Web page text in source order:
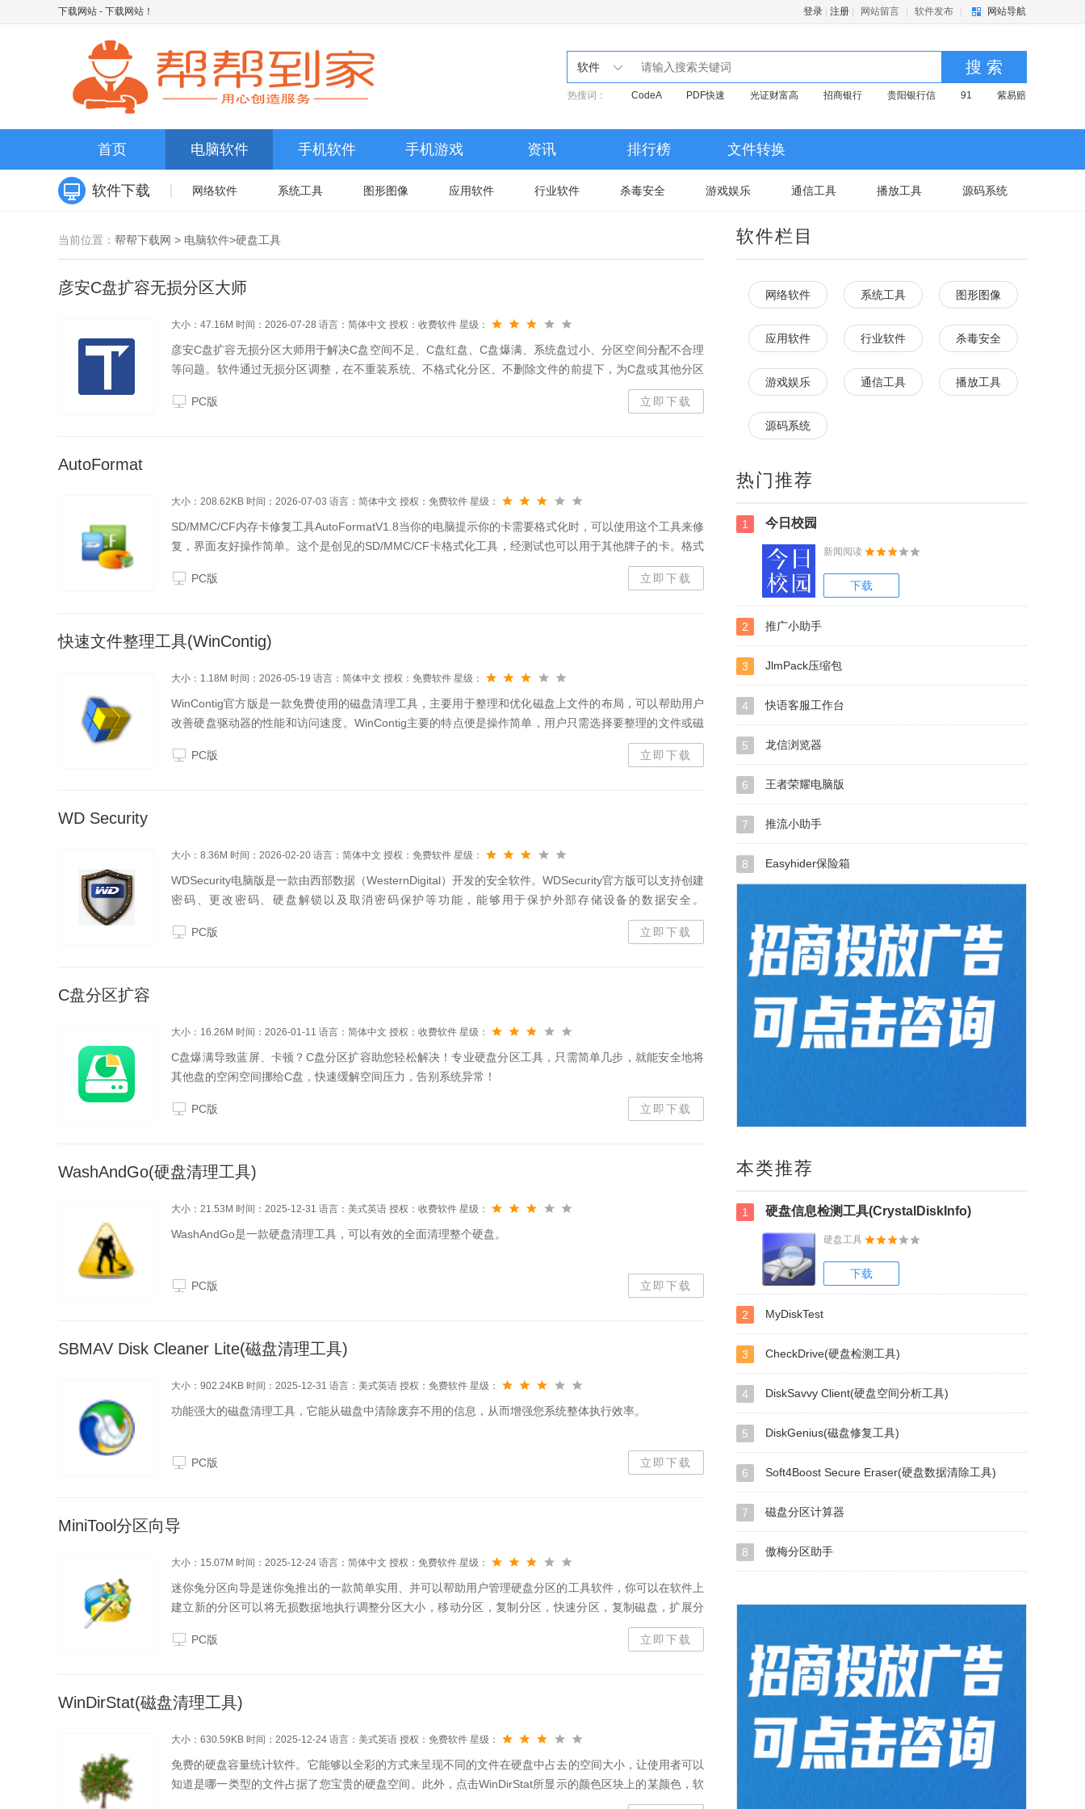
下载网站 - 下载网站！ 登录 注册 网站留言 软件发布 网站导航
软件 搜 索
热搜词： CodeA PDF快速 光证财富高 招商银行 贵阳银行信 91 紫易赔
首页 电脑软件 手机软件 手机游戏 资讯 排行榜 文件转换
软件下载 网络软件 系统工具 图形图像 应用软件 行业软件 杀毒安全 游戏娱乐 通信工具 播放工具 源码系统
当前位置： 帮帮下载网 > 电脑软件>硬盘工具
彦安C盘扩容无损分区大师
大小：47.16M 时间：2026-07-28 语言：简体中文 授权：收费软件 星级：
彦安C盘扩容无损分区大师用于解决C盘空间不足、C盘红盘、C盘爆满、系统盘过小、分区空间分配不合理
等问题。软件通过无损分区调整，在不重装系统、不格式化分区、不删除文件的前提下，为C盘或其他分区
重新规划空间，软件自带日志恢复功能，使用过程，即使电脑断电、系统死机等意外情况发生时，重新开启
软件，依然能够完...
PC版 立即下载
AutoFormat
大小：208.62KB 时间：2026-07-03 语言：简体中文 授权：免费软件 星级：
SD/MMC/CF内存卡修复工具AutoFormatV1.8当你的电脑提示你的卡需要格式化时，可以使用这个工具来修
复，界面友好操作简单。这个是创见的SD/MMC/CF卡格式化工具，经测试也可以用于其他牌子的卡。格式
化选项：选择以下两种格式化选项，格式化过程非常的慢，请耐心等待！优化的格式化完整的格式...
PC版
立即下载
快速文件整理工具(WinContig)
大小：1.18M 时间：2026-05-19 语言：简体中文 授权：免费软件 星级：
WinContig官方版是一款免费使用的磁盘清理工具，主要用于整理和优化磁盘上文件的布局，可以帮助用户
改善硬盘驱动器的性能和访问速度。WinContig主要的特点便是操作简单，用户只需选择要整理的文件或磁
盘，然后点击整理按钮即可开始整理过程。WinContig软件提供了详细的报告、显示整理的结果和相...
PC版
立即下载
WD Security
大小：8.36M 时间：2026-02-20 语言：简体中文 授权：免费软件 星级：
WDSecurity电脑版是一款由西部数据（WesternDigital）开发的安全软件。WDSecurity官方版可以支持创建
密码、更改密码、硬盘解锁以及取消密码保护等功能，能够用于保护外部存储设备的数据安全。
PC版
立即下载
C盘分区扩容
大小：16.26M 时间：2026-01-11 语言：简体中文 授权：收费软件 星级：
C盘爆满导致蓝屏、卡顿？C盘分区扩容助您轻松解决！专业硬盘分区工具，只需简单几步，就能安全地将
其他盘的空闲空间挪给C盘，快速缓解空间压力，告别系统异常！
PC版 立即下载
WashAndGo(硬盘清理工具)
大小：21.53M 时间：2025-12-31 语言：美式英语 授权：收费软件 星级：
WashAndGo是一款硬盘清理工具，可以有效的全面清理整个硬盘。
PC版 立即下载
SBMAV Disk Cleaner Lite(磁盘清理工具)
大小：902.24KB 时间：2025-12-31 语言：美式英语 授权：免费软件 星级：
功能强大的磁盘清理工具，它能从磁盘中清除废弃不用的信息，从而增强您系统整体执行效率。
PC版 立即下载
MiniTool分区向导
大小：15.07M 时间：2025-12-24 语言：简体中文 授权：免费软件 星级：
迷你兔分区向导是迷你兔推出的一款简单实用、并可以帮助用户管理硬盘分区的工具软件，你可以在软件上
建立新的分区可以将无损数据地执行调整分区大小，移动分区，复制分区，快速分区，复制磁盘，扩展分
区，分割分区、恢复分区、迁移系统到SSD/HD等操作，是一个不可多得分区工具。这款软件主要提供两个
模块，第一个是更...
PC版 立即下载
WinDirStat(磁盘清理工具)
大小：630.59KB 时间：2025-12-24 语言：美式英语 授权：免费软件 星级：
免费的硬盘容量统计软件。它能够以全彩的方式来呈现不同的文件在硬盘中占去的空间大小，让使用者可以
知道是哪一类型的文件占据了您宝贵的硬盘空间。此外，点击WinDirStat所显示的颜色区块上的某颜色，软
软件栏目
网络软件 系统工具 图形图像
应用软件 行业软件 杀毒安全
游戏娱乐 通信工具 播放工具
源码系统
热门推荐
1 今日校园
新闻阅读
下载
2 推广小助手
3 JlmPack压缩包
4 快语客服工作台
5 龙信浏览器
6 王者荣耀电脑版
7 推流小助手
8 Easyhider保险箱
本类推荐
1 硬盘信息检测工具(CrystalDiskInfo)
硬盘工具
下载
2 MyDiskTest
3 CheckDrive(硬盘检测工具)
4 DiskSavvy Client(硬盘空间分析工具)
5 DiskGenius(磁盘修复工具)
6 Soft4Boost Secure Eraser(硬盘数据清除工具)
7 磁盘分区计算器
8 傲梅分区助手